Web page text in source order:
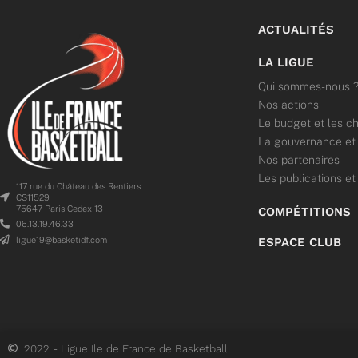
117 rue du Château des Rentiers
CS11529
75647 Paris Cedex 13
06.13.19.46.33
ligue19@basketidf.com
ACTUALITÉS
LA LIGUE
Qui sommes-nous ?
Nos actions
Le budget et les
La gouvernance et
Nos partenaires
Les publications
COMPÉTITIONS
ESPACE CLUB
2022 - Ligue Ile de France de Basketball